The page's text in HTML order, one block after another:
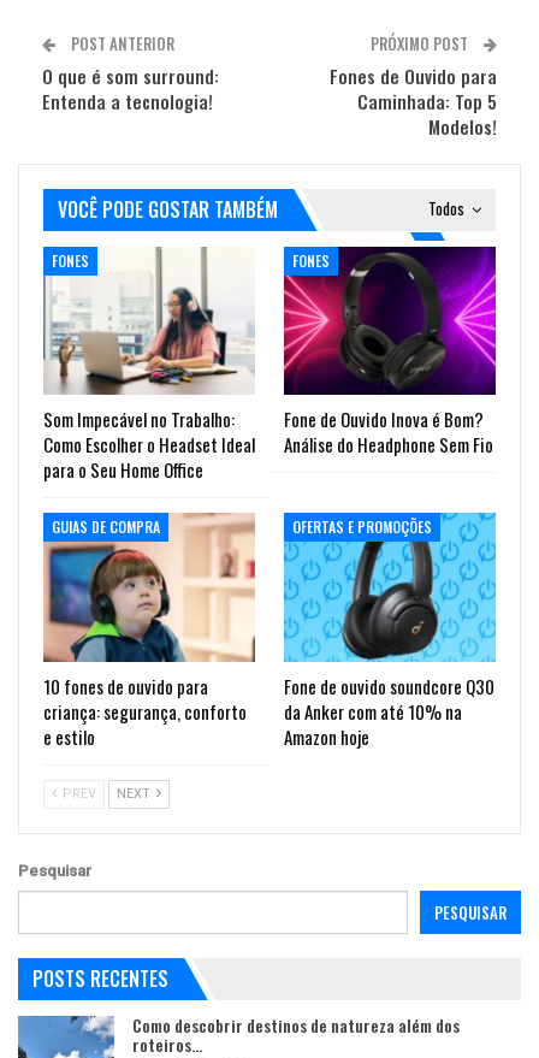
POST ANTERIOR
O que é som surround:
Entenda a tecnologia!
PRÓXIMO POST
Fones de Ouvido para
Caminhada: Top 5
Modelos!
Todos
VOCÊ PODE GOSTAR TAMBÉM
FONES
Som Impecável no Trabalho:
Como Escolher o Headset Ideal
para o Seu Home Office
FONES
Fone de Ouvido Inova é Bom?
Análise do Headphone Sem Fio
GUIAS DE COMPRA
10 fones de ouvido para
criança: segurança, conforto
e estilo
OFERTAS E PROMOÇÕES
Fone de ouvido soundcore Q30
da Anker com até 10% na
Amazon hoje
PREV NEXT
Pesquisar
PESQUISAR
POSTS RECENTES
Como descobrir destinos de natureza além dos
roteiros…